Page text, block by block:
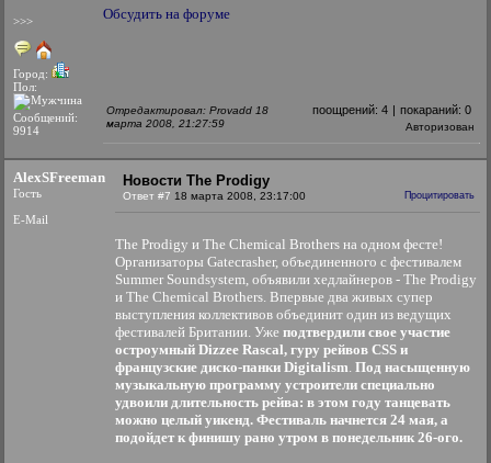
>>>
Город:
Пол:
Сообщений:
9914
Обсудить на форуме
Отредактировал: Provadd 18
марта 2008, 21:27:59
поощрений: 4 | покараний: 0
Авторизован
AlexSFreeman
Гость
E-Mail
Новости The Prodigy
Ответ #7 18 марта 2008, 23:17:00 Процитировать
The Prodigy и The Chemical Brothers на одном фесте!
Организаторы Gatecrasher, объединенного с фестивалем
Summer Soundsystem, объявили хедлайнеров - The Prodigy
и The Chemical Brothers. Впервые два живых супер
выступления коллективов объединит один из ведущих
фестивалей Британии. Уже подтвердили свое участие
остроумный Dizzee Rascal, гуру рейвов CSS и
французские диско-панки Digitalism. Под насыщенную
музыкальную программу устроители специально
удвоили длительность рейва: в этом году танцевать
можно целый уикенд. Фестиваль начнется 24 мая, а
подойдет к финишу рано утром в понедельник 26-ого.